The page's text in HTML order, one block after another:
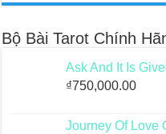
Bộ Bài Tarot Chính
Ask And It Is
₫750,000.00
Journey Of Love